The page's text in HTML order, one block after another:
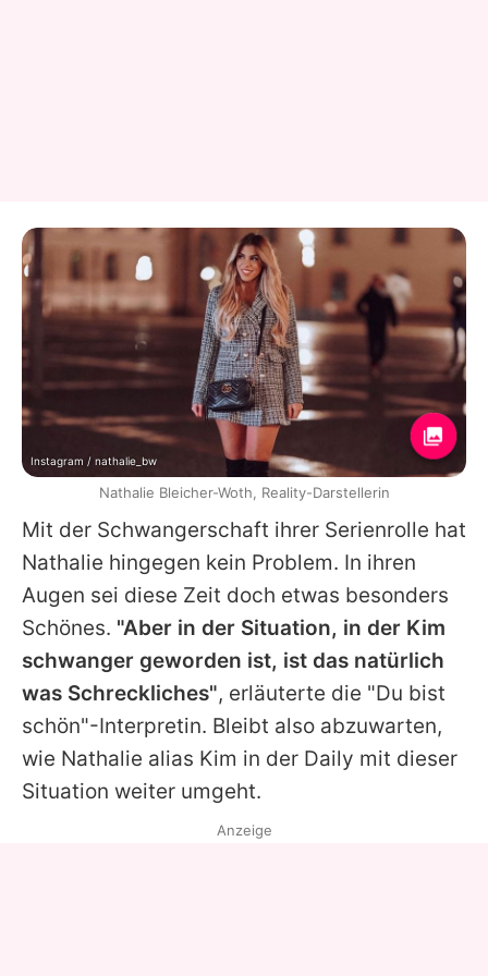
Mit der Schwangerschaft ihrer Serienrolle hat
Nathalie hingegen kein Problem. In ihren
Augen sei diese Zeit doch etwas besonders
Schönes. "Aber in der Situation, in der Kim
schwanger geworden ist, ist das natürlich
was Schreckliches", erläuterte die "Du bist
schön"-Interpretin. Bleibt also abzuwarten,
wie Nathalie alias Kim in der Daily mit dieser
Situation weiter umgeht.
Instagram / nathalie_bw
Nathalie Bleicher-Woth, Reality-Darstellerin
Anzeige